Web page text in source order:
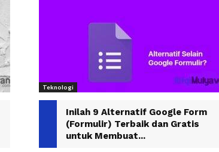
Teknologi
Inilah 9 Alternatif Google Form
(Formulir) Terbaik dan Gratis
untuk Membuat...